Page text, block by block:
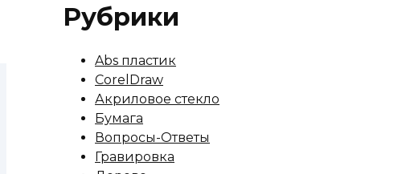
Рубрики
Abs пластик
CorelDraw
Акриловое стекло
Бумага
Вопросы-Ответы
Гравировка